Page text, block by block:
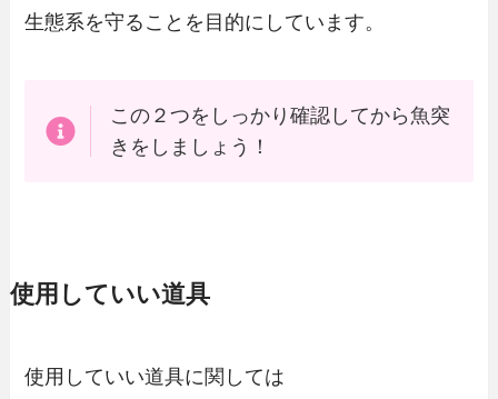
生態系を守ることを目的にしています。
この２つをしっかり確認してから魚突
きをしましょう！
使用していい道具
使用していい道具に関しては